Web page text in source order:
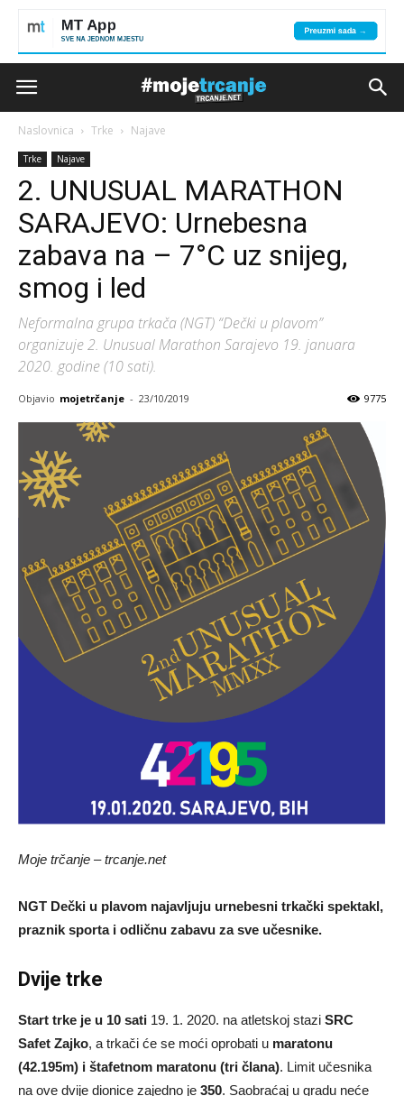
Naslovnica Trke Najave
Trke Najave
2. UNUSUAL MARATHON
SARAJEVO: Urnebesna
zabava na – 7°C uz snijeg,
smog i led
Neformalna grupa trkača (NGT) “Dečki u plavom”
organizuje 2. Unusual Marathon Sarajevo 19. januara
2020. godine (10 sati).
Objavio mojetrčanje - 23/10/2019 9775
Moje trčanje – trcanje.net
NGT Dečki u plavom najavljuju urnebesni trkački spektakl,
praznik sporta i odličnu zabavu za sve učesnike.
Dvije trke
Start trke je u 10 sati 19. 1. 2020. na atletskoj stazi SRC
Safet Zajko, a trkači će se moći oprobati u maratonu
(42.195m) i štafetnom maratonu (tri člana). Limit učesnika
na ove dvije dionice zajedno je 350. Saobraćaj u gradu neće